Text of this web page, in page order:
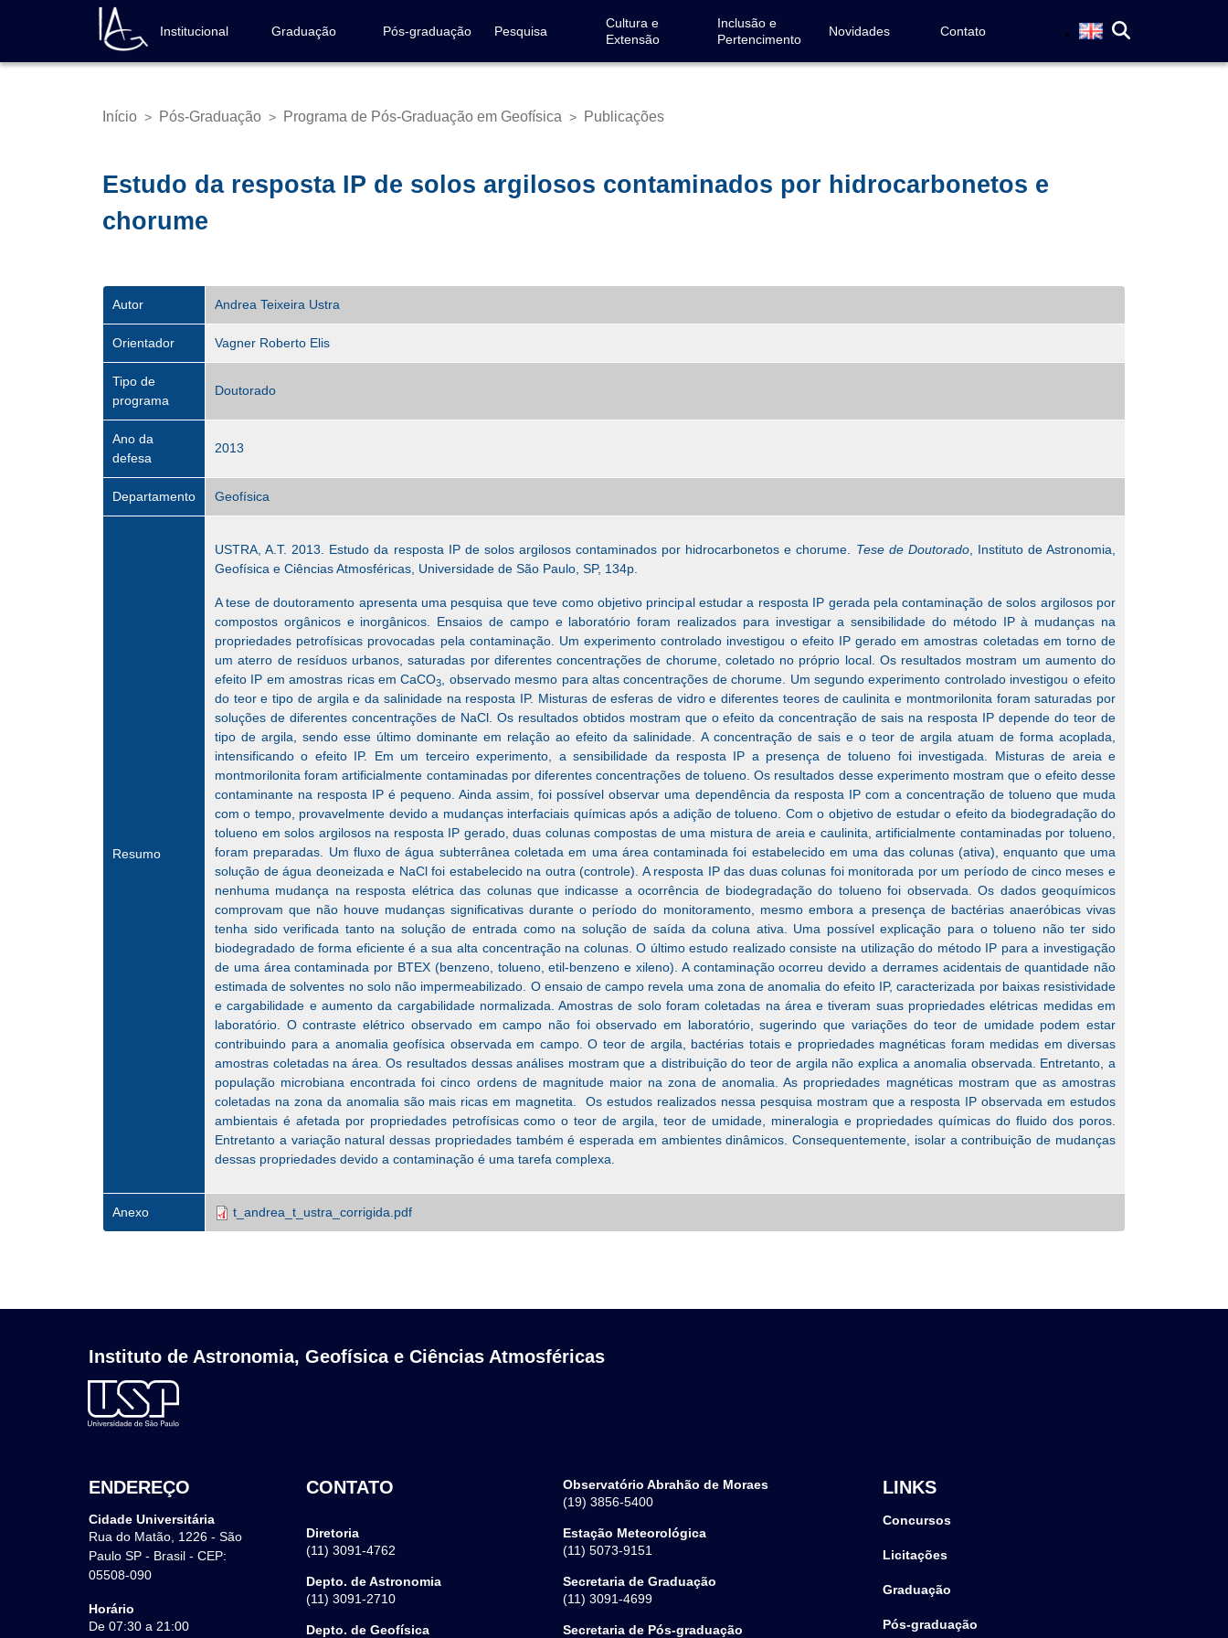
conteúdo
Navegação
principal
Institucional Graduação Pós-graduação Pesquisa
Cultura e
Extensão
Inclusão e
Pertencimento
Novidades Contato
Trilha
Início > Pós-Graduação > Programa de Pós-Graduação em Geofísica > Publicações
Estudo da resposta IP de solos argilosos contaminados por hidrocarbonetos e
chorume
Autor Andrea Teixeira Ustra
Orientador Vagner Roberto Elis
Tipo de
programa
Doutorado
Ano da
defesa
2013
Departamento Geofísica
Resumo
USTRA, A.T. 2013. Estudo da resposta IP de solos argilosos contaminados por hidrocarbonetos e chorume. Tese de Doutorado, Instituto de Astronomia,
Geofísica e Ciências Atmosféricas, Universidade de São Paulo, SP, 134p.
A tese de doutoramento apresenta uma pesquisa que teve como objetivo principal estudar a resposta IP gerada pela contaminação de solos argilosos por
compostos orgânicos e inorgânicos. Ensaios de campo e laboratório foram realizados para investigar a sensibilidade do método IP à mudanças na
propriedades petrofísicas provocadas pela contaminação. Um experimento controlado investigou o efeito IP gerado em amostras coletadas em torno de
um aterro de resíduos urbanos, saturadas por diferentes concentrações de chorume, coletado no próprio local. Os resultados mostram um aumento do
efeito IP em amostras ricas em CaCO3
, observado mesmo para altas concentrações de chorume. Um segundo experimento controlado investigou o efeito
do teor e tipo de argila e da salinidade na resposta IP. Misturas de esferas de vidro e diferentes teores de caulinita e montmorilonita foram saturadas por
soluções de diferentes concentrações de NaCl. Os resultados obtidos mostram que o efeito da concentração de sais na resposta IP depende do teor de
tipo de argila, sendo esse último dominante em relação ao efeito da salinidade. A concentração de sais e o teor de argila atuam de forma acoplada,
intensificando o efeito IP. Em um terceiro experimento, a sensibilidade da resposta IP a presença de tolueno foi investigada. Misturas de areia e
montmorilonita foram artificialmente contaminadas por diferentes concentrações de tolueno. Os resultados desse experimento mostram que o efeito desse
contaminante na resposta IP é pequeno. Ainda assim, foi possível observar uma dependência da resposta IP com a concentração de tolueno que muda
com o tempo, provavelmente devido a mudanças interfaciais químicas após a adição de tolueno. Com o objetivo de estudar o efeito da biodegradação do
tolueno em solos argilosos na resposta IP gerado, duas colunas compostas de uma mistura de areia e caulinita, artificialmente contaminadas por tolueno,
foram preparadas. Um fluxo de água subterrânea coletada em uma área contaminada foi estabelecido em uma das colunas (ativa), enquanto que uma
solução de água deoneizada e NaCl foi estabelecido na outra (controle). A resposta IP das duas colunas foi monitorada por um período de cinco meses e
nenhuma mudança na resposta elétrica das colunas que indicasse a ocorrência de biodegradação do tolueno foi observada. Os dados geoquímicos
comprovam que não houve mudanças significativas durante o período do monitoramento, mesmo embora a presença de bactérias anaeróbicas vivas
tenha sido verificada tanto na solução de entrada como na solução de saída da coluna ativa. Uma possível explicação para o tolueno não ter sido
biodegradado de forma eficiente é a sua alta concentração na colunas. O último estudo realizado consiste na utilização do método IP para a investigação
de uma área contaminada por BTEX (benzeno, tolueno, etil-benzeno e xileno). A contaminação ocorreu devido a derrames acidentais de quantidade não
estimada de solventes no solo não impermeabilizado. O ensaio de campo revela uma zona de anomalia do efeito IP, caracterizada por baixas resistividade
e cargabilidade e aumento da cargabilidade normalizada. Amostras de solo foram coletadas na área e tiveram suas propriedades elétricas medidas em
laboratório. O contraste elétrico observado em campo não foi observado em laboratório, sugerindo que variações do teor de umidade podem estar
contribuindo para a anomalia geofísica observada em campo. O teor de argila, bactérias totais e propriedades magnéticas foram medidas em diversas
amostras coletadas na área. Os resultados dessas análises mostram que a distribuição do teor de argila não explica a anomalia observada. Entretanto, a
população microbiana encontrada foi cinco ordens de magnitude maior na zona de anomalia. As propriedades magnéticas mostram que as amostras
coletadas na zona da anomalia são mais ricas em magnetita. Os estudos realizados nessa pesquisa mostram que a resposta IP observada em estudos
ambientais é afetada por propriedades petrofísicas como o teor de argila, teor de umidade, mineralogia e propriedades químicas do fluido dos poros.
Entretanto a variação natural dessas propriedades também é esperada em ambientes dinâmicos. Consequentemente, isolar a contribuição de mudanças
dessas propriedades devido a contaminação é uma tarefa complexa.
Anexo t_andrea_t_ustra_corrigida.pdf
Instituto de Astronomia, Geofísica e Ciências Atmosféricas
ENDEREÇO
Cidade Universitária
Rua do Matão, 1226 - São
Paulo SP - Brasil - CEP:
05508-090
Horário
De 07:30 a 21:00
CONTATO
Diretoria
(11) 3091-4762
Depto. de Astronomia
(11) 3091-2710
Depto. de Geofísica
Observatório Abrahão de Moraes
(19) 3856-5400
Estação Meteorológica
(11) 5073-9151
Secretaria de Graduação
(11) 3091-4699
Secretaria de Pós-graduação
LINKS
Concursos
Licitações
Graduação
Pós-graduação